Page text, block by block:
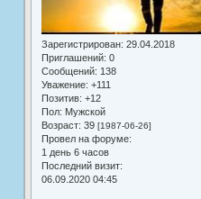
Зарегистрирован: 29.04.2018
Приглашений: 0
Сообщений: 138
Уважение: +111
Позитив: +12
Пол: Мужской
Возраст: 39 [1987-06-26]
Провел на форуме:
1 день 6 часов
Последний визит:
06.09.2020 04:45